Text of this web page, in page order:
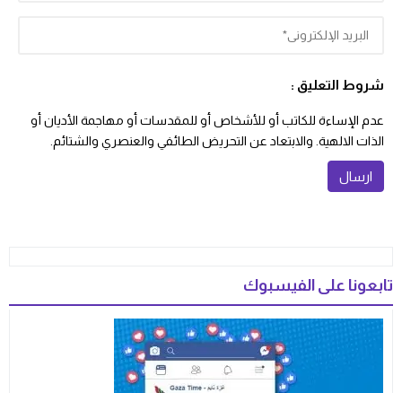
شروط التعليق :
عدم الإساءة للكاتب أو للأشخاص أو للمقدسات أو مهاجمة الأديان أو
الذات الالهية. والابتعاد عن التحريض الطائفي والعنصري والشتائم.
تابعونا على الفيسبوك